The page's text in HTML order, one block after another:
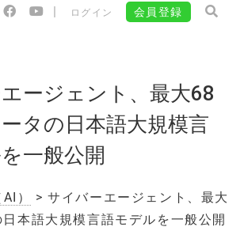
ログイン 会員登録
ージェント、最大68
タの日本語大規模言
一般公開
）
> サイバーエージェント、最大
本語大規模言語モデルを一般公開